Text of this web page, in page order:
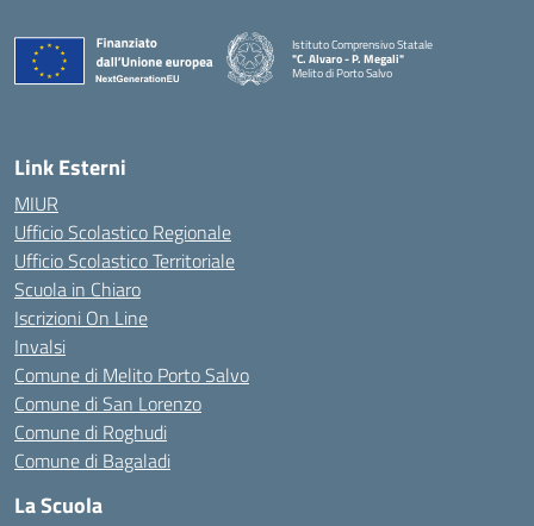
Istituto Comprensivo Statale
"C. Alvaro - P. Megali"
Melito di Porto Salvo
Link Esterni
MIUR
Ufficio Scolastico Regionale
Ufficio Scolastico Territoriale
Scuola in Chiaro
Iscrizioni On Line
Invalsi
Comune di Melito Porto Salvo
Comune di San Lorenzo
Comune di Roghudi
Comune di Bagaladi
La Scuola